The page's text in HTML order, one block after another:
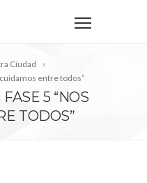
Ciudad
cuidamos entre todos”
5 “NOS
TODOS”